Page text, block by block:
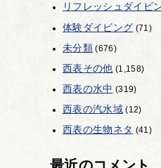
リフレッシュダイビ
体験ダイビング (71)
未分類(676)
西表その他 (1,158)
西表の水中 (319)
西表の汽水域(12)
西表の生物ネタ (41)